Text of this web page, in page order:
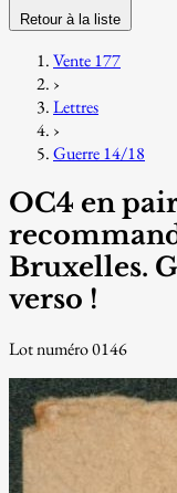
Retour à la liste
Vente 177
›
Lettres
›
Guerre 14/18
OC4 en
Bruxelles.
verso !
Lot numéro 0146